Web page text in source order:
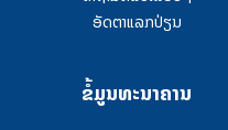
ອັດຕາແລກປ່ຽນ
ຂໍ້ມູນທະນາຄານ